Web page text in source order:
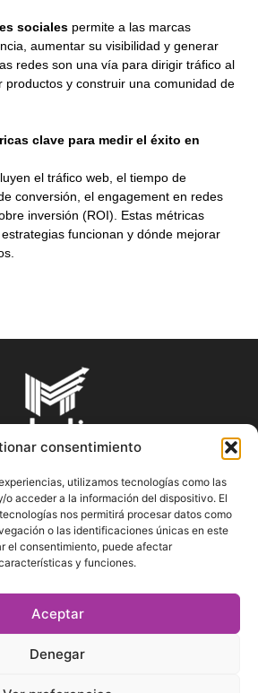
consentimiento
utilizamos tecnologías como las
o acceder a la información del dispositivo. El
nos permitirá procesar datos como
o las identificaciones únicas en este
el consentimiento, puede afectar
y funciones.
Aceptar
Denegar
sociales permite a las marcas
aumentar su visibilidad y generar
redes son una vía para dirigir tráfico al
productos y construir una comunidad de
clave para medir el éxito en
el tráfico web, el tiempo de
conversión, el engagement en redes
inversión (ROI). Estas métricas
funcionan y dónde mejorar
NOSOTROS
la más actualizada y veraz
el mundo del marketing; consejos
SÍGUENOS